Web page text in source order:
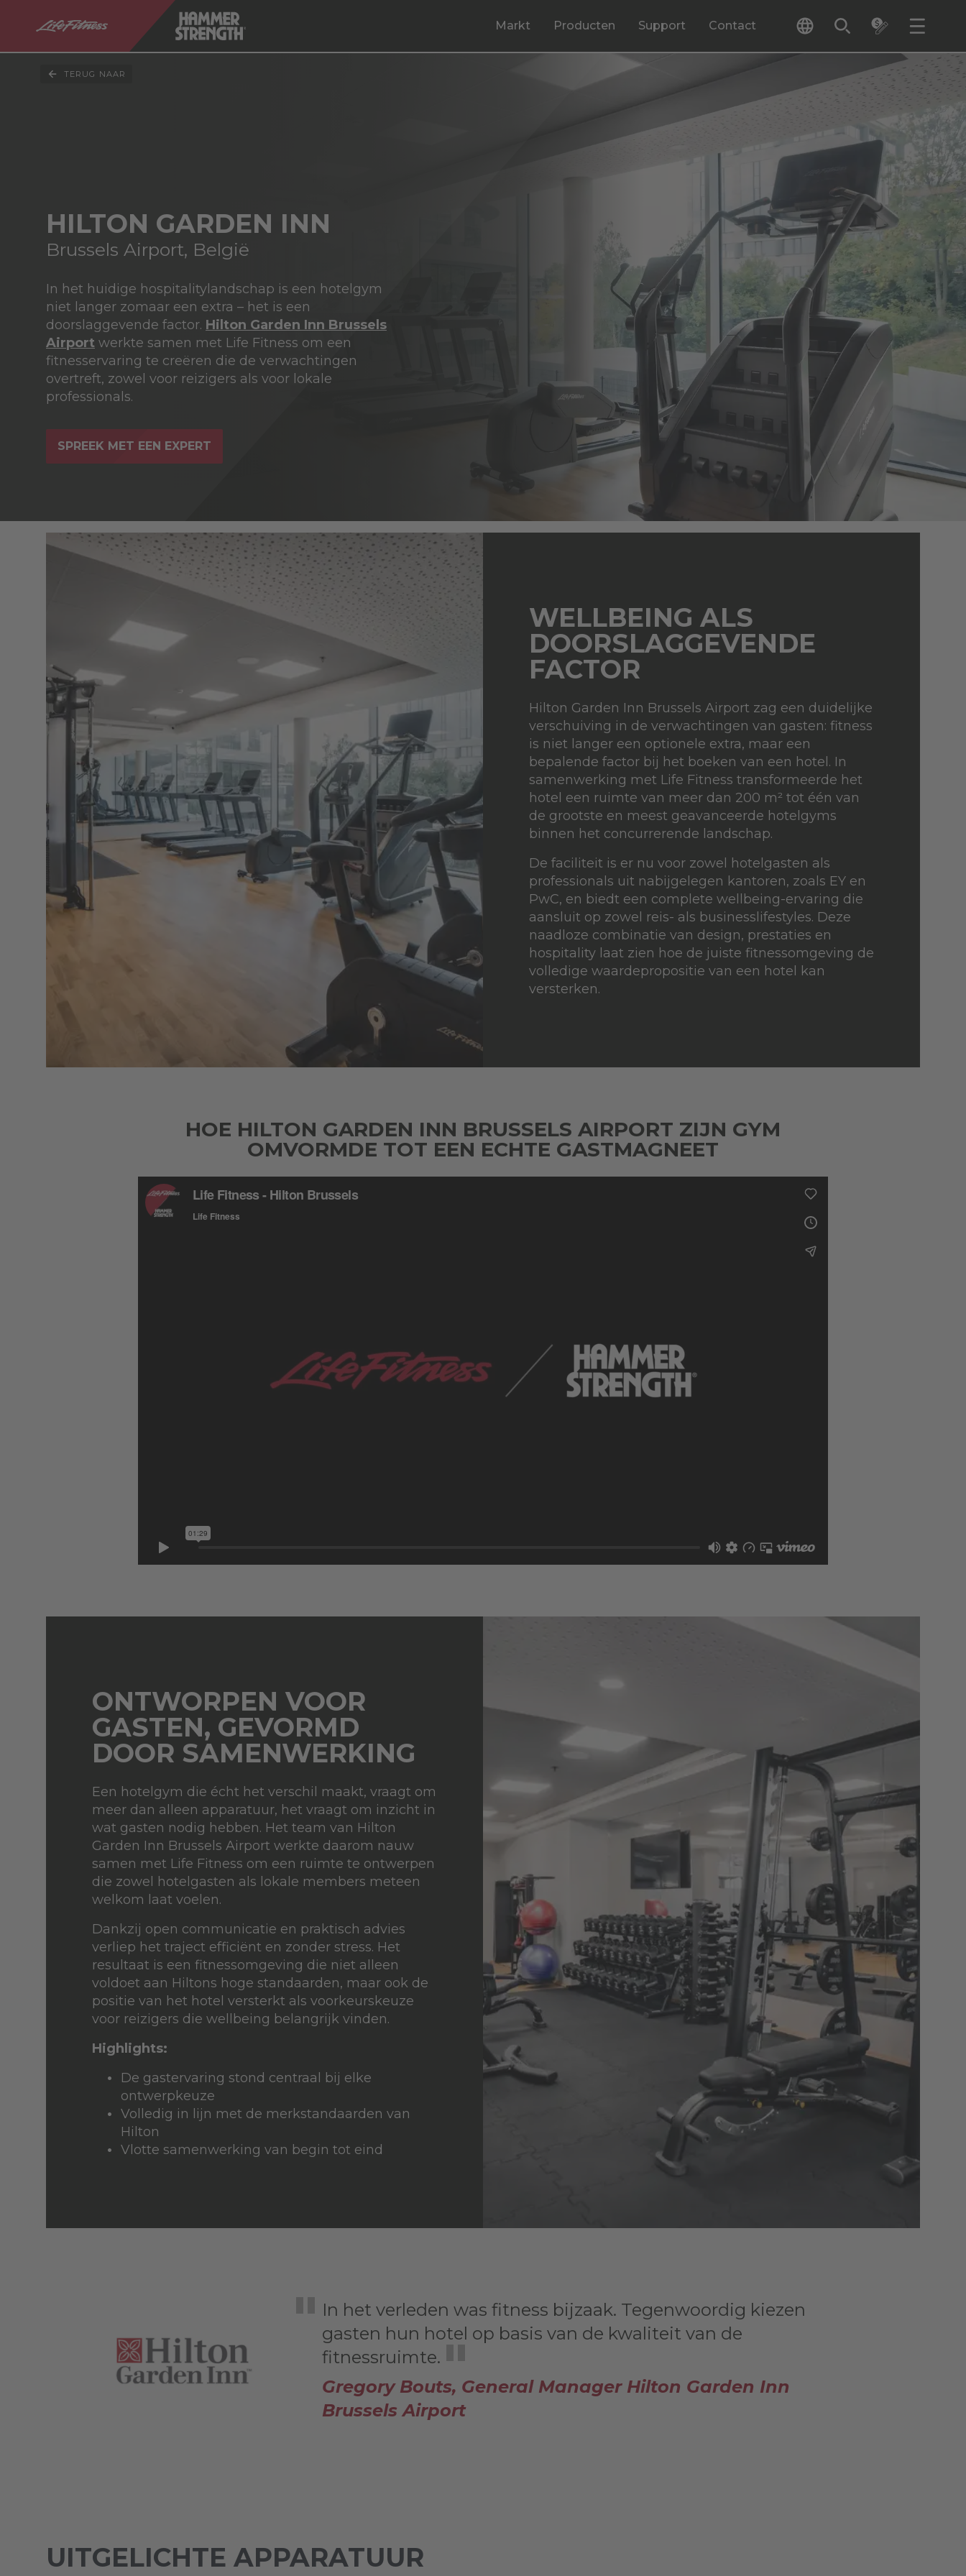
Markt Producten Support Contact
TERUG NAAR
HILTON GARDEN INN
Brussels Airport, België
In het huidige hospitalitylandschap is een hotelgym
niet langer zomaar een extra – het is een
doorslaggevende factor. Hilton Garden Inn Brussels
Airport werkte samen met Life Fitness om een
fitnesservaring te creëren die de verwachtingen
overtreft, zowel voor reizigers als voor lokale
professionals.
SPREEK MET EEN EXPERT
WELLBEING ALS
DOORSLAGGEVENDE
FACTOR
Hilton Garden Inn Brussels Airport zag een duidelijke
verschuiving in de verwachtingen van gasten: fitness
is niet langer een optionele extra, maar een
bepalende factor bij het boeken van een hotel. In
samenwerking met Life Fitness transformeerde het
hotel een ruimte van meer dan 200 m² tot één van
de grootste en meest geavanceerde hotelgyms
binnen het concurrerende landschap.
De faciliteit is er nu voor zowel hotelgasten als
professionals uit nabijgelegen kantoren, zoals EY en
PwC, en biedt een complete wellbeing-ervaring die
aansluit op zowel reis- als businesslifestyles. Deze
naadloze combinatie van design, prestaties en
hospitality laat zien hoe de juiste fitnessomgeving de
volledige waardepropositie van een hotel kan
versterken.
HOE HILTON GARDEN INN BRUSSELS AIRPORT ZIJN GYM
OMVORMDE TOT EEN ECHTE GASTMAGNEET
ONTWORPEN VOOR
GASTEN, GEVORMD
DOOR SAMENWERKING
Een hotelgym die écht het verschil maakt, vraagt om
meer dan alleen apparatuur, het vraagt om inzicht in
wat gasten nodig hebben. Het team van Hilton
Garden Inn Brussels Airport werkte daarom nauw
samen met Life Fitness om een ruimte te ontwerpen
die zowel hotelgasten als lokale members meteen
welkom laat voelen.
Dankzij open communicatie en praktisch advies
verliep het traject efficiënt en zonder stress. Het
resultaat is een fitnessomgeving die niet alleen
voldoet aan Hiltons hoge standaarden, maar ook de
positie van het hotel versterkt als voorkeurskeuze
voor reizigers die wellbeing belangrijk vinden.
Highlights:
De gastervaring stond centraal bij elke
ontwerpkeuze
Volledig in lijn met de merkstandaarden van
Hilton
Vlotte samenwerking van begin tot eind
In het verleden was fitness bijzaak. Tegenwoordig kiezen
gasten hun hotel op basis van de kwaliteit van de
fitnessruimte.
Gregory Bouts, General Manager Hilton Garden Inn
Brussels Airport
UITGELICHTE APPARATUUR